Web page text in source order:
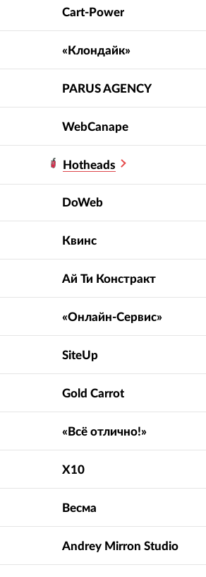
Cart-Power
«Клондайк»
PARUS AGENCY
WebCanape
Hotheads
DoWeb
Квинс
Ай Ти Констракт
«Онлайн-Сервис»
SiteUp
Gold Carrot
«Всё отлично!»
X10
Весма
Andrey Mirron Studio